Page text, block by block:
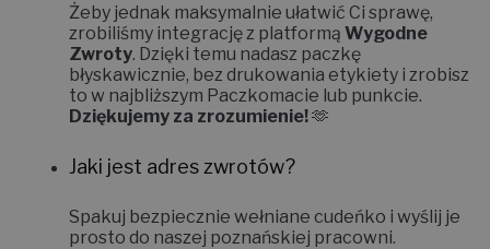
Żeby jednak maksymalnie ułatwić Ci sprawę,
zrobiliśmy integrację z platformą Wygodne
Zwroty. Dzięki temu nadasz paczkę
błyskawicznie, bez drukowania etykiety i zrobisz
to w najbliższym Paczkomacie lub punkcie.
Dziękujemy za zrozumienie!🫶
Jaki jest adres zwrotów?
Spakuj bezpiecznie wełniane cudeńko i wyślij je
prosto do naszej poznańskiej pracowni.